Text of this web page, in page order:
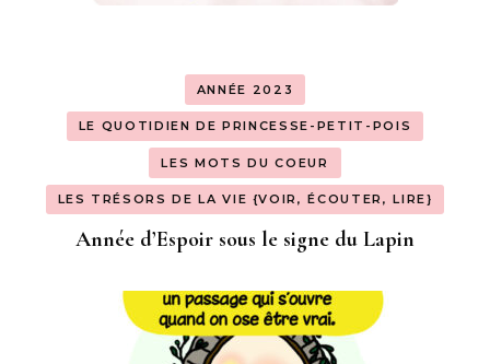
ANNÉE 2023
LE QUOTIDIEN DE PRINCESSE-PETIT-POIS
LES MOTS DU COEUR
LES TRÉSORS DE LA VIE {VOIR, ÉCOUTER, LIRE}
Année d’Espoir sous le signe du Lapin